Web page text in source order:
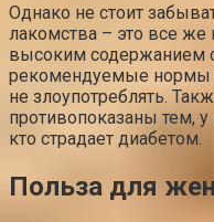
Однако не стоит
лакомства – это все
высоким содержанием
рекомендуемые нормы
не злоупотреблять.
противопоказаны тем,
кто страдает диабетом.
Польза для